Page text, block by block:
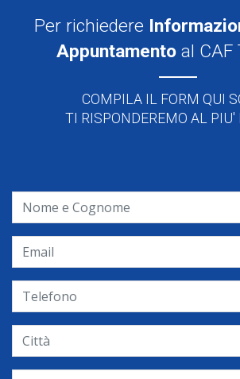
Per richiedere
Appuntamento al CAF
COMPILA IL FORM QUI
TI RISPONDEREMO AL PIU'